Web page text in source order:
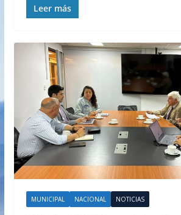
Leer más
MUNICIPAL NACIONAL NOTICIAS